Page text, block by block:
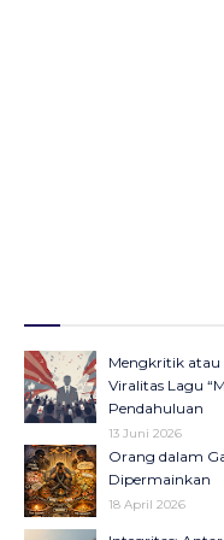
Mengkritik atau
Viralitas Lagu
Pendahuluan
13 Juni 2026
Orang dalam
Dipermainkan
18 April 2026